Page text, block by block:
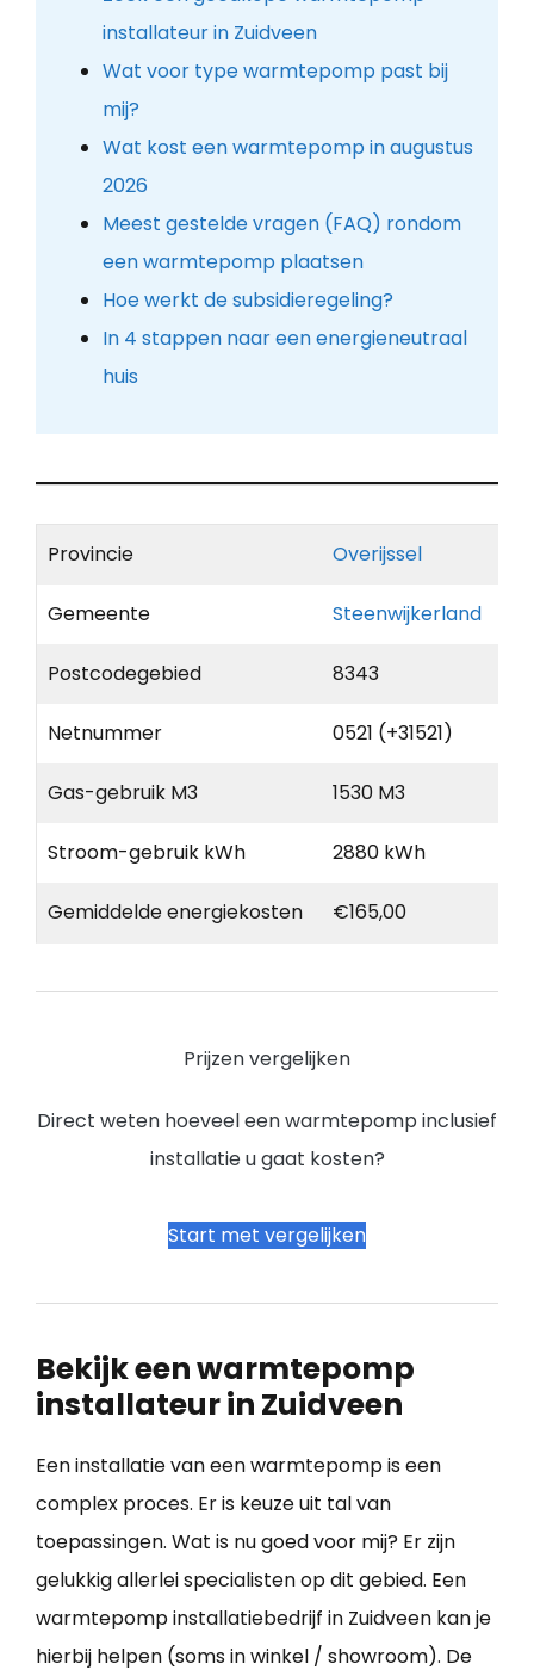
installateur in Zuidveen
Wat voor type warmtepomp past bij
mij?
Wat kost een warmtepomp in augustus
2026
Meest gestelde vragen (FAQ) rondom
een warmtepomp plaatsen
Hoe werkt de subsidieregeling?
In 4 stappen naar een energieneutraal
huis
Provincie Overijssel
Gemeente Steenwijkerland
Postcodegebied 8343
Netnummer 0521 (+31521)
Gas-gebruik M3 1530 M3
Stroom-gebruik kWh 2880 kWh
Gemiddelde energiekosten €165,00
Prijzen vergelijken
Direct weten hoeveel een warmtepomp inclusief
installatie u gaat kosten?
Start met vergelijken
Bekijk een warmtepomp
installateur in Zuidveen
Een installatie van een warmtepomp is een
complex proces. Er is keuze uit tal van
toepassingen. Wat is nu goed voor mij? Er zijn
gelukkig allerlei specialisten op dit gebied. Een
warmtepomp installatiebedrijf in Zuidveen kan je
hierbij helpen (soms in winkel / showroom). De